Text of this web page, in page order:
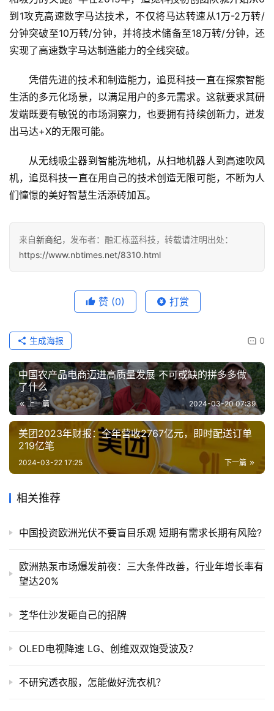
专
栏
到1攻克高速数字马达技术，不仅将马达转速从1万-2万转/
分钟突破至10万转/分钟，并将技术储备至18万转/分钟，还
实现了高速数字马达制造能力的全线突破。
凭借先进的技术和制造能力，追觅科技一直在探索智能
生活的多元化场景，以满足用户的多元需求。这就要求其研
发端既要有敏锐的市场洞察力，也要拥有持续创新力，迸发
出马达+X的无限可能。
从无线吸尘器到智能洗地机，从扫地机器人到高速吹风
机，追觅科技一直在用自己的技术创造无限可能，不断为人
们憧憬的美好智慧生活添砖加瓦。
来自新商纪，发布者：融汇栋蓝科技，转载请注明出处：
https://www.nbtimes.net/8310.html
赞 (0) 打赏
0
生成海报
中国农产品电商迈进高质量发展 不可或缺的拼多多做
了什么
上一篇 2024-03-20 07:39
美团2023年财报：全年营收2767亿元，即时配送订单
219亿笔
下一篇
2024-03-22 17:25
相关推荐
中国投资欧洲光伏不要盲目乐观 短期有需求长期有风险?
欧洲热泵市场爆发前夜：三大条件改善，行业年增长率有
望达20%
芝华仕沙发砸自己的招牌
OLED电视降速 LG、创维双双饱受波及？
不研究透衣服，怎能做好洗衣机？